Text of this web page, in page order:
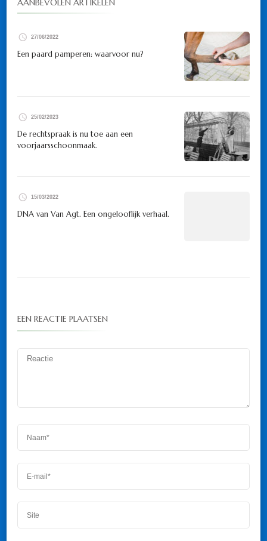
AANBEVOLEN ARTIKELEN
27/06/2022
Een paard pamperen: waarvoor nu?
25/02/2023
De rechtspraak is nu toe aan een
voorjaarsschoonmaak.
15/03/2022
DNA van Van Agt. Een ongelooflijk verhaal.
EEN REACTIE PLAATSEN